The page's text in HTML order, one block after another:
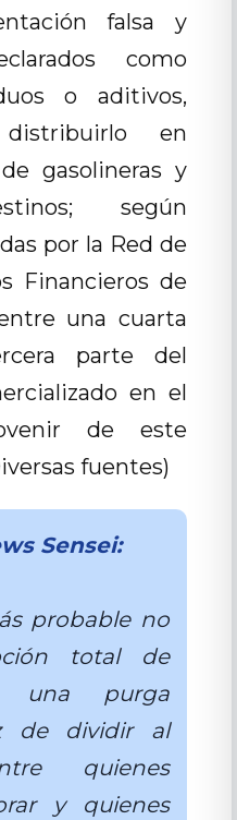
falsa y
como
o aditivos,
en
gasolineras y
según
por la Red de
Financieros de
una cuarta
parte del
en el
de este
fuentes)
Sensei:
probable no
total de
una purga
de dividir al
quienes
y quienes